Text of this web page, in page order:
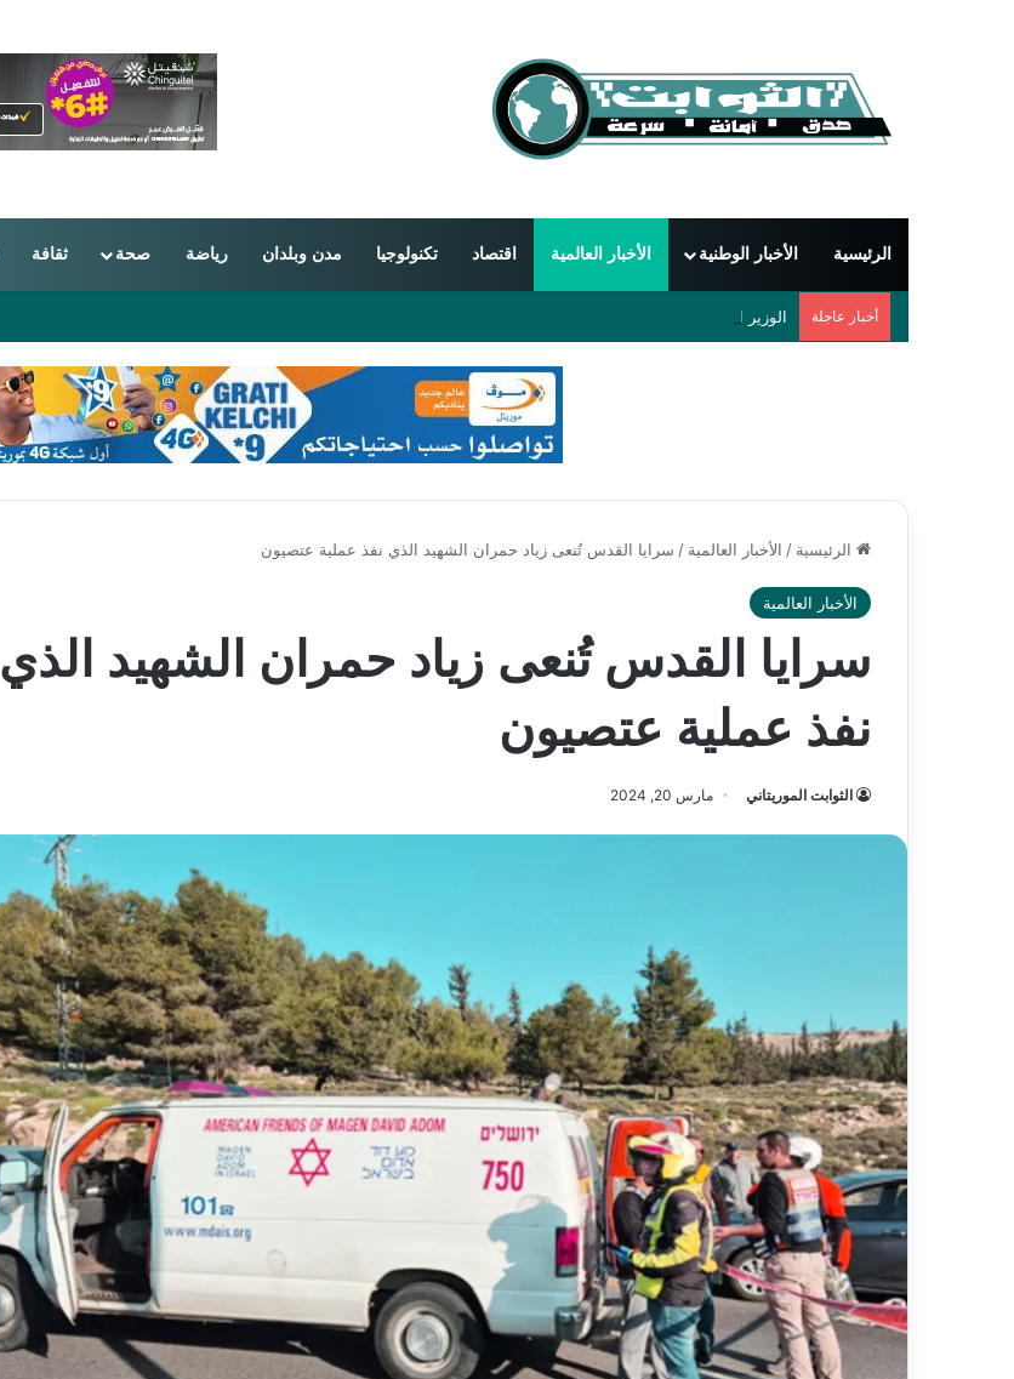
الرئيسية الأخبار الوطنية الأخبار العالمية اقتصاد تكنولوجيا مدن وبلدان رياضة صحة ثقافة
أخبار عاجلة الوزير الأول يبحث مع السفير الجزائري تعزيز التعاون بين موريتانيا والجزائر
الرئيسية / الأخبار العالمية / سرايا القدس تُنعى زياد حمران الشهيد الذي نفذ عملية عتصيون
الأخبار العالمية
سرايا القدس تُنعى زياد حمران الشهيد الذي
نفذ عملية عتصيون
الثوابت الموريتاني مارس 20, 2024